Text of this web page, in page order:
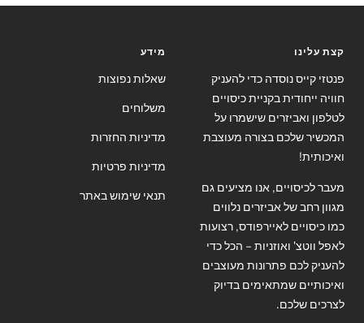
קצת עלינו
פנטזי קייס נוסדה כדי להעניק
חוויה ייחודית בקניית כיסויים
לטלפון ואביזרים שישמרו על
המכשיר שלכם בצורה מעוצבת
ואיכותית!
מעבר לכיסויים, אנו מציעים גם
מגוון רחב של אביזרים נלווים
כמו כיסויים לאיירפודס, רצועות
לאפל ווטצ' ואוזניות – הכל כדי
להעניק לכם פתרונות מעוצבים
ואיכותיים שמתאימים בדיוק
לצרכים שלכם.
מידע
שאלות נפוצות
משלוחים
מדיניות החזרות
מדיניות פרטיות
תנאי שימוש באתר